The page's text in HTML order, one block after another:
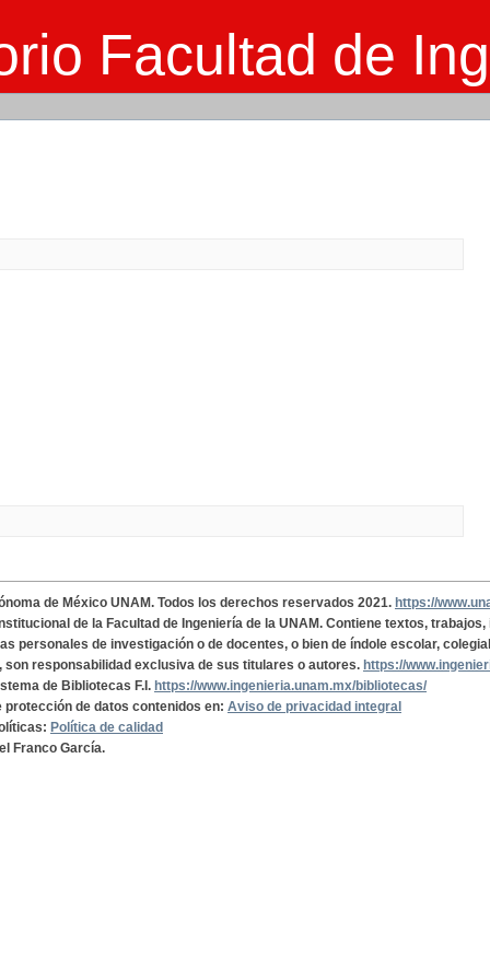
Facultad de
de México UNAM. Todos los derechos reservados 2021. https://
de la Facultad de Ingeniería de la UNAM. Contiene textos,
personales de investigación o de docentes, o bien de índole escolar,
responsabilidad exclusiva de sus titulares o autores. https://
de Bibliotecas F.I. https://www.ingenieria.unam.mx/bibliotecas/
de datos contenidos en: Aviso de privacidad integral
Política de calidad
Franco García.